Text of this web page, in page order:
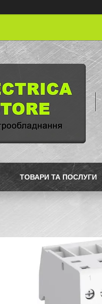
ТОВАРИ ТА ПОСЛУГИ